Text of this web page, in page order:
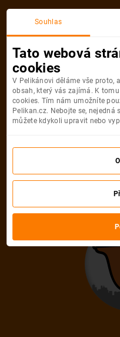
Litujeme,
Vybrat
Souhlas
Tato webová
cookies
V Pelikánovi děláme vše proto,
obsah, který vás zajímá. K
cookies. Tím nám umožníte
Pelikan.cz. Nebojte se, nejedná
můžete kdykoli upravit nebo